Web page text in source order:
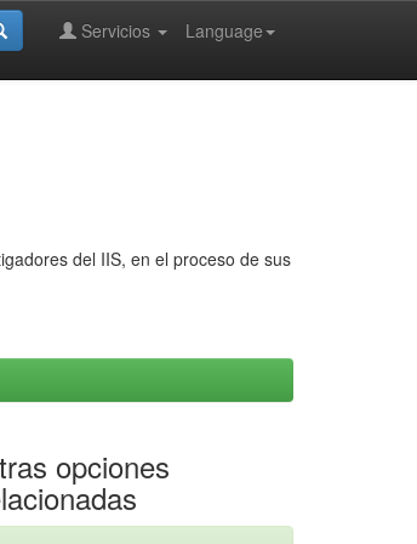
Language
Servicios
del IIS, en el proceso de sus
opciones